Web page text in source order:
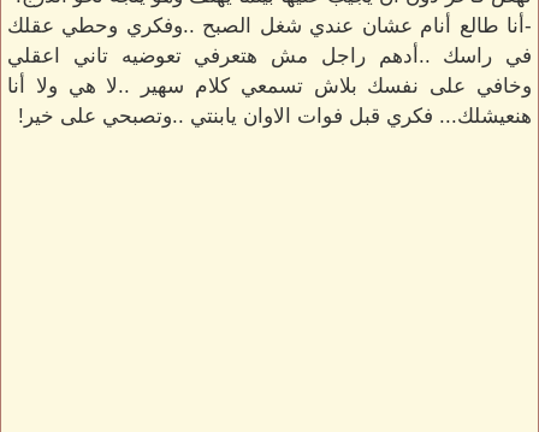
-أنا طالع أنام عشان عندي شغل الصبح ..وفكري وحطي عقلك
في راسك ..أدهم راجل مش هتعرفي تعوضيه تاني اعقلي
وخافي على نفسك بلاش تسمعي كلام سهير ..لا هي ولا أنا
هنعيشلك... فكري قبل فوات الاوان يابنتي ..وتصبحي على خير!